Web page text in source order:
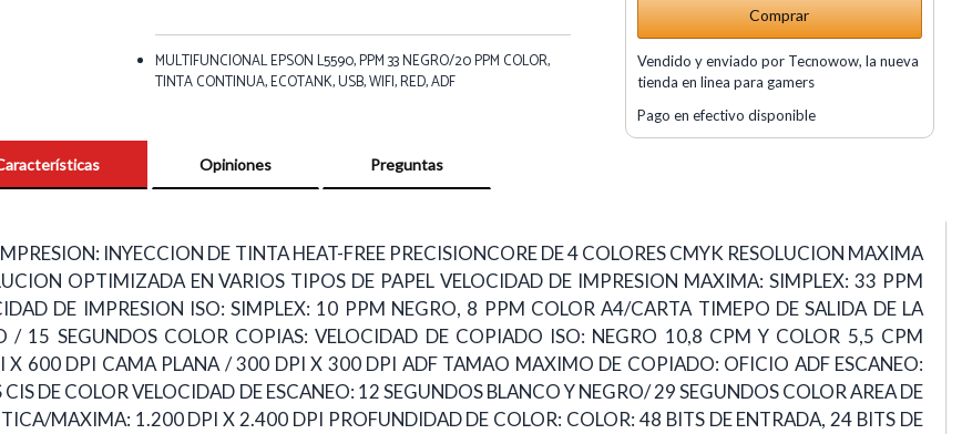
MULTIFUNCIONAL EPSON L5590, PPM 33 NEGRO/20 PPM COLOR,
TINTA CONTINUA, ECOTANK, USB, WIFI, RED, ADF
Comprar
Vendido y enviado por Tecnowow, la nueva
tienda en linea para gamers
Pago en efectivo disponible
Opiniones Preguntas
INYECCION DE TINTA HEAT-FREE PRECISIONCORE DE 4 COLORES CMYK RESOLUCION MAXIMA
OPTIMIZADA EN VARIOS TIPOS DE PAPEL VELOCIDAD DE IMPRESION MAXIMA: SIMPLEX: 33 PPM
DE IMPRESION ISO: SIMPLEX: 10 PPM NEGRO, 8 PPM COLOR A4/CARTA TIMEPO DE SALIDA DE LA
/ 15 SEGUNDOS COLOR COPIAS: VELOCIDAD DE COPIADO ISO: NEGRO 10,8 CPM Y COLOR 5,5 CPM
600 DPI CAMA PLANA / 300 DPI X 300 DPI ADF TAMAO MAXIMO DE COPIADO: OFICIO ADF ESCANEO:
DE COLOR VELOCIDAD DE ESCANEO: 12 SEGUNDOS BLANCO Y NEGRO/ 29 SEGUNDOS COLOR AREA DE
MAXIMA: 1.200 DPI X 2.400 DPI PROFUNDIDAD DE COLOR: COLOR: 48 BITS DE ENTRADA, 24 BITS DE